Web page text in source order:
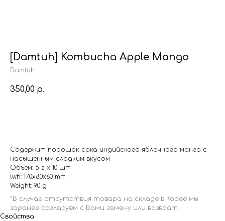
[Damtuh] Kombucha Apple Mango
Damtuh
350,00 р.
Содержит порошок сока индийского яблочного манго с
насыщенным сладким вкусом
Объем: 5 г x 10 шт
lwh: 170x80x60 mm
Weight: 90 g
Свойства